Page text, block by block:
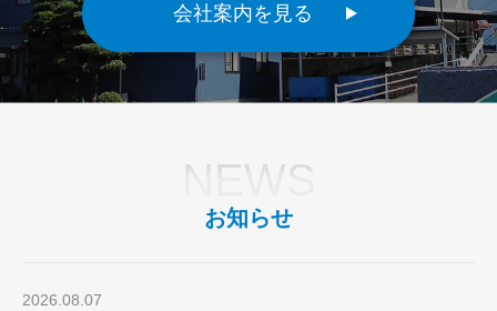
会社案内を見る
NEWS
お知らせ
2026.08.07